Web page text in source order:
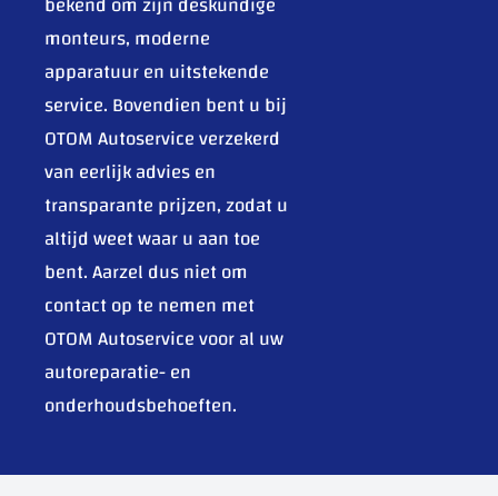
monteurs, moderne
apparatuur en uitstekende
service. Bovendien bent u bij
OTOM Autoservice verzekerd
van eerlijk advies en
transparante prijzen, zodat u
altijd weet waar u aan toe
bent. Aarzel dus niet om
contact op te nemen met
OTOM Autoservice voor al uw
autoreparatie- en
onderhoudsbehoeften.